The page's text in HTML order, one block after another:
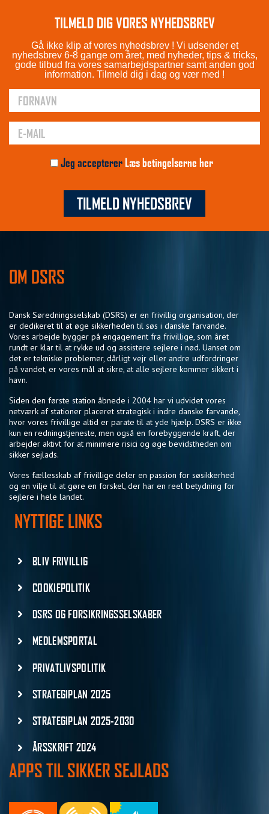
TILMELD DIG VORES NYHEDSBREV
Gå ikke klip af vores nyhedsbrev ! Vi udsender et
nyhedsbrev 6-8 gange om året, med nyheder, tips & tricks,
gode tilbud fra vores samarbejdspartner samt anden god
information. Tilmeld dig i dag og vær med !
Jeg acceptererLæs betingelserne her
TILMELD NYHEDSBREV
OM DSRS
Dansk Søredningsselskab (DSRS) er en frivillig organisation, der
er dedikeret til at øge sikkerheden til søs i danske farvande.
Vores arbejde bygger på engagement fra frivillige, som året
rundt er klar til at rykke ud og assistere sejlere i nød. Uanset om
det er tekniske problemer, dårligt vejr eller andre udfordringer
på vandet, er vores mål at sikre, at alle sejlere kommer sikkert i
havn.
Siden den første station åbnede i 2004 har vi udvidet vores
netværk af stationer placeret strategisk i indre danske farvande,
hvor vores frivillige altid er parate til at yde hjælp. DSRS er ikke
kun en redningstjeneste, men også en forebyggende kraft, der
arbejder aktivt for at minimere risici og øge bevidstheden om
sikker sejlads.
Vores fællesskab af frivillige deler en passion for søsikkerhed
og en vilje til at gøre en forskel, der har en reel betydning for
sejlere i hele landet.
NYTTIGE LINKS
BLIV FRIVILLIG
COOKIEPOLITIK
DSRS OG FORSIKRINGSSELSKABER
MEDLEMSPORTAL
PRIVATLIVSPOLITIK
STRATEGIPLAN 2025
STRATEGIPLAN 2025-2030
ÅRSSKRIFT 2024
APPS TIL SIKKER SEJLADS